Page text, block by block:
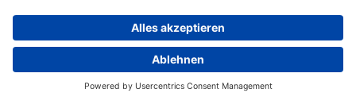
sich ein Effekt auf der Personalkostenseite von
alleine etwa 2,6 Mio. Euro. Insgesamt ist GESCO
aber auf gut qualifiziertes Personal angewiesen
und da die Anforderungen weiter zunehmen